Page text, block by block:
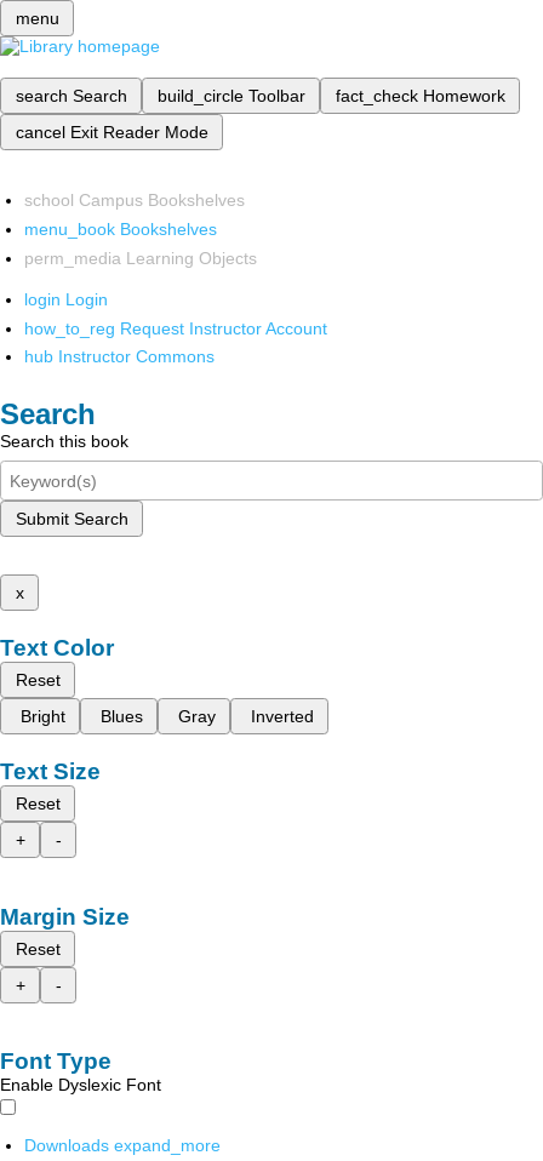
menu
search Search build_circle Toolbar fact_check Homework
cancel Exit Reader Mode
school Campus Bookshelves
menu_book Bookshelves
perm_media Learning Objects
login Login
how_to_reg Request Instructor Account
hub Instructor Commons
Search
Search this book
Submit Search
x
Text Color
Reset
Bright
Blues Gray Inverted
Text Size
Reset
+
-
Margin Size
Reset
+
-
Font Type
Enable Dyslexic Font
Downloads expand_more